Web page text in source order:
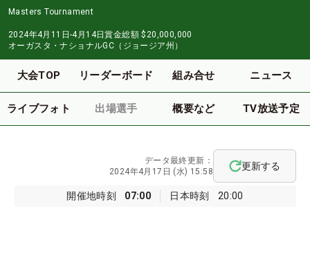
Masters Tournament
2024年4月11日-4月14日賞金総額 $20,000,000
オーガスタ・ナショナルGC（ジョージア州）
大会TOP リーダーボード 組み合せ ニュース
ライブフォト 出場選手 概要など TV放送予定
開催地時刻 07:00 日本時刻 20:00
データ最終更新：
2024年4月17日 (水) 15:58
更新する